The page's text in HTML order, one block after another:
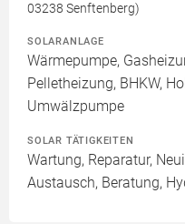
03238 Senftenberg)
SOLARANLAGE
Wärmepumpe,
Pelletheizung, BHKW,
Umwälzpumpe
SOLAR TÄTIGKEITEN
Wartung, Reparatur,
Austausch, Beratung,